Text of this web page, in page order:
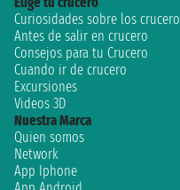
Curiosidades sobre los
Antes de salir en crucero
Consejos para tu Crucero
Cuando ir de crucero
Excursiones
Videos 3D
Nuestra Marca
Quien somos
Network
App Iphone